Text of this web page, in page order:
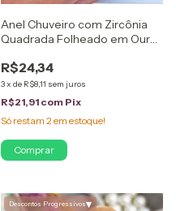
Anel Chuveiro com Zircônia
Quadrada Folheado em Ouro
R$24,34
3x de R$8,11 sem juros
R$21,91 com Pix
Só restam 2em estoque!
Comprar
Descontos Progressivos▾